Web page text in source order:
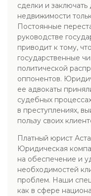
сделки и
недвижимости
Постоянные
руководстве
приводит к тому,
государственные
политической
оппонентов.
ее адвокаты
судебных
в преступлениях,
пользу своих
Платный юрист
Юридическая
на обеспечение и
необходимостей
проблем. Наши
как в сфере